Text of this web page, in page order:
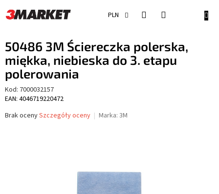
do
treści
PLN
50486 3M Ściereczka polerska,
miękka, niebieska do 3. etapu
polerowania
Kod: 7000032157
EAN: 4046719220472
Średnia
Brak ocenySzczegóły oceny Marka: 3M